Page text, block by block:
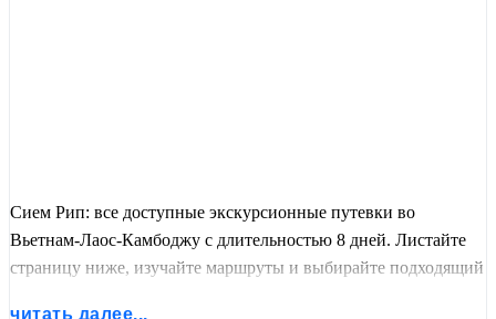
Сием Рип: все доступные экскурсионные путевки во
Вьетнам-Лаос-Камбоджу с длительностью 8 дней. Листайте
страницу ниже, изучайте маршруты и выбирайте подходящий
читать далее...